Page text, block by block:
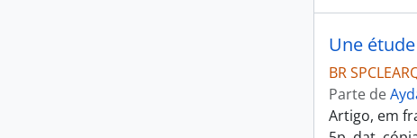
Une
BR
Parte de
Artigo, em